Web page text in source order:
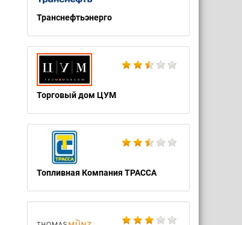
Транснефтьэнерго
Торговый дом ЦУМ
Топливная Компания ТРАССА